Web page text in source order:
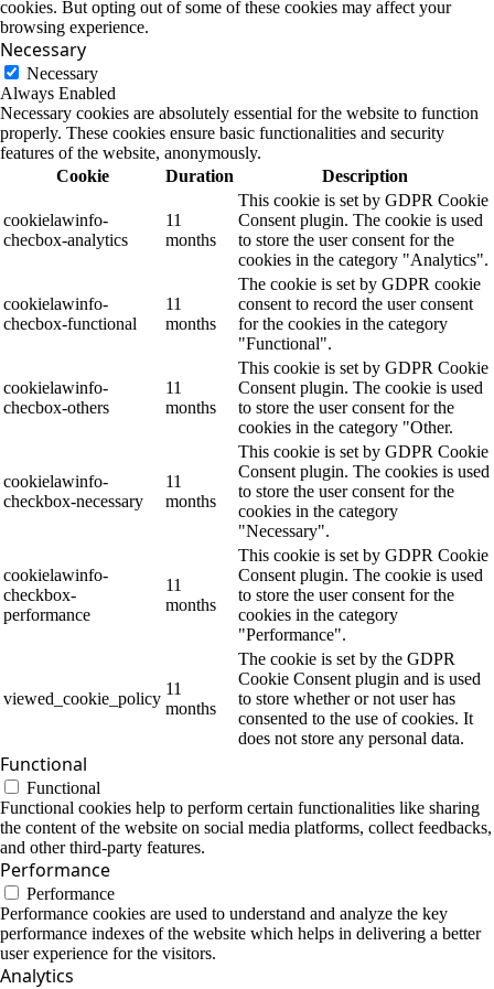
cookies. But opting out of some of these cookies may affect your
browsing experience.
Necessary
Necessary
Always Enabled
Necessary cookies are absolutely essential for the website to function
properly. These cookies ensure basic functionalities and security
features of the website, anonymously.
Cookie
Duration Description
cookielawinfo-
checbox-analytics
11
months
This cookie is set by GDPR Cookie
Consent plugin. The cookie is used
to store the user consent for the
cookies in the category "Analytics".
cookielawinfo-
checbox-functional
11
months
The cookie is set by GDPR cookie
consent to record the user consent
for the cookies in the category
"Functional".
cookielawinfo-
checbox-others
11
months
This cookie is set by GDPR Cookie
Consent plugin. The cookie is used
to store the user consent for the
cookies in the category "Other.
cookielawinfo-
checkbox-necessary
11
months
This cookie is set by GDPR Cookie
Consent plugin. The cookies is used
to store the user consent for the
cookies in the category
"Necessary".
cookielawinfo-
checkbox-
performance
11
months
This cookie is set by GDPR Cookie
Consent plugin. The cookie is used
to store the user consent for the
cookies in the category
"Performance".
viewed_cookie_policy
11
months
The cookie is set by the GDPR
Cookie Consent plugin and is used
to store whether or not user has
consented to the use of cookies. It
does not store any personal data.
Functional
Functional
Functional cookies help to perform certain functionalities like sharing
the content of the website on social media platforms, collect feedbacks,
and other third-party features.
Performance
Performance
Performance cookies are used to understand and analyze the key
performance indexes of the website which helps in delivering a better
user experience for the visitors.
Analytics